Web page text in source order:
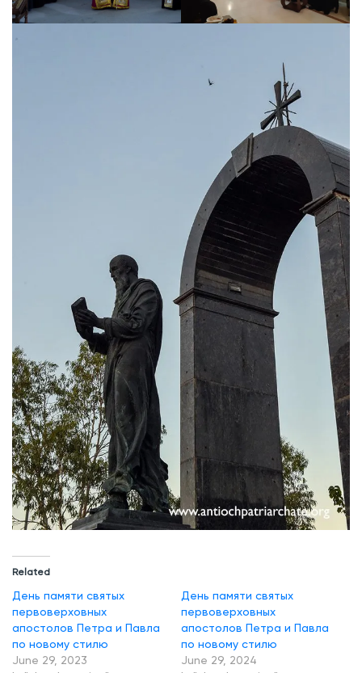
Related
День памяти святых
первоверховных
апостолов Петра и Павла
по новому стилю
June 29, 2023
День памяти святых
первоверховных
апостолов Петра и Павла
по новому стилю
June 29, 2024